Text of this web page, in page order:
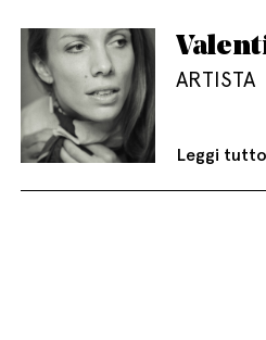
ARTISTA
Leggi tutto